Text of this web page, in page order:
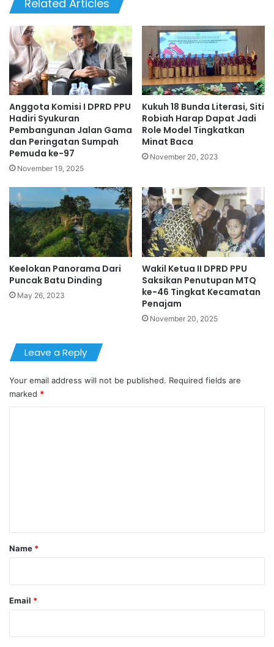
Related Articles
Anggota Komisi I DPRD PPU
Hadiri Syukuran
Pembangunan Jalan Gama
dan Peringatan Sumpah
Pemuda ke-97
November 19, 2025
Kukuh 18 Bunda Literasi, Siti
Robiah Harap Dapat Jadi
Role Model Tingkatkan
Minat Baca
November 20, 2023
Keelokan Panorama Dari
Puncak Batu Dinding
May 26, 2023
Wakil Ketua II DPRD PPU
Saksikan Penutupan MTQ
ke-46 Tingkat Kecamatan
Penajam
November 20, 2025
Leave a Reply
Your email address will not be published. Required fields are
marked *
*
Name *
Email *